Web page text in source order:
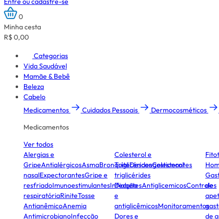
0
Minha cesta
R$ 0,00
Categorias
Vida Saudável
Mamãe & Bebê
Beleza
Cabelo
Medicamentos
Cuidados Pessoais Dermocosméticos
Medicamentos
Ver todos
Alergias e
GripeAntialérgicosAsmaBronquiteDescongestionantes
nasalExpectorantesGripe e
resfriadoImunoestimulantesInfecção
respiratóriaRiniteTosse
AntianêmicoAnemia
AntimicrobianoInfecção
Colesterol e
TriglicéridesColesterol
triglicérides
DiabetesAntiglicemicosControles
e
antiglicêmicosMonitoramentos
Dores e
de
de